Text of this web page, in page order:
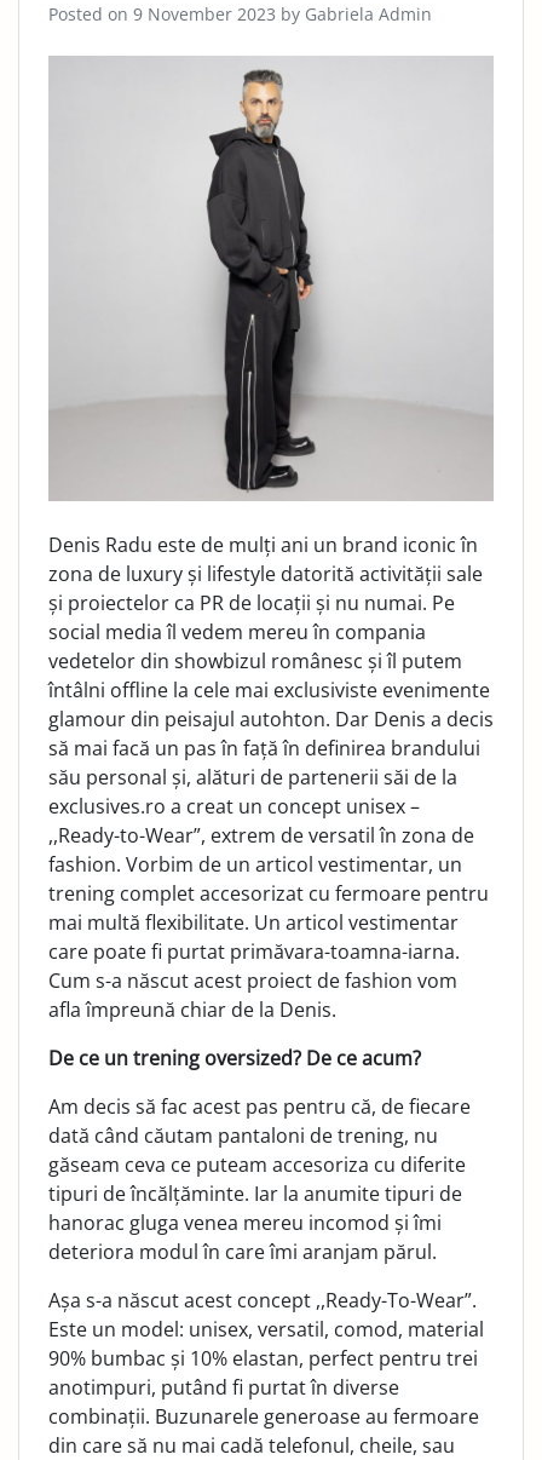
Posted on 9 November 2023 by Gabriela Admin
Denis Radu este de mulți ani un brand iconic în
zona de luxury și lifestyle datorită activității sale
și proiectelor ca PR de locații și nu numai. Pe
social media îl vedem mereu în compania
vedetelor din showbizul românesc și îl putem
întâlni offline la cele mai exclusiviste evenimente
glamour din peisajul autohton. Dar Denis a decis
să mai facă un pas în față în definirea brandului
său personal și, alături de partenerii săi de la
exclusives.ro a creat un concept unisex –
,,Ready-to-Wear”, extrem de versatil în zona de
fashion. Vorbim de un articol vestimentar, un
trening complet accesorizat cu fermoare pentru
mai multă flexibilitate. Un articol vestimentar
care poate fi purtat primăvara-toamna-iarna.
Cum s-a născut acest proiect de fashion vom
afla împreună chiar de la Denis.
De ce un trening oversized? De ce acum?
Am decis să fac acest pas pentru că, de fiecare
dată când căutam pantaloni de trening, nu
găseam ceva ce puteam accesoriza cu diferite
tipuri de încălțăminte. Iar la anumite tipuri de
hanorac gluga venea mereu incomod și îmi
deteriora modul în care îmi aranjam părul.
Așa s-a născut acest concept ,,Ready-To-Wear”.
Este un model: unisex, versatil, comod, material
90% bumbac și 10% elastan, perfect pentru trei
anotimpuri, putând fi purtat în diverse
combinații. Buzunarele generoase au fermoare
din care să nu mai cadă telefonul, cheile, sau